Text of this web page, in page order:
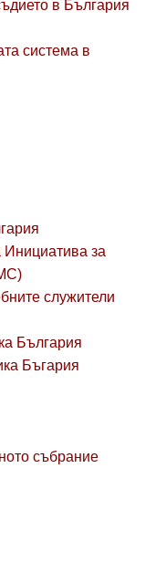
в България
система в
за
служители
България
Бъгария
събрание